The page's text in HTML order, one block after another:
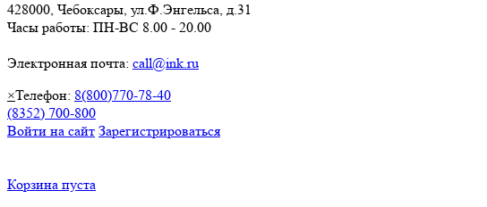
428000, Чебоксары, ул.Ф.Энгельса, д.31
Часы работы: ПН-ВС 8.00 - 20.00
Электронная почта: call@ink.ru
×Телефон: 8(800)770-78-40
(8352) 700-800
Войти на сайт Зарегистрироваться
Корзина пуста